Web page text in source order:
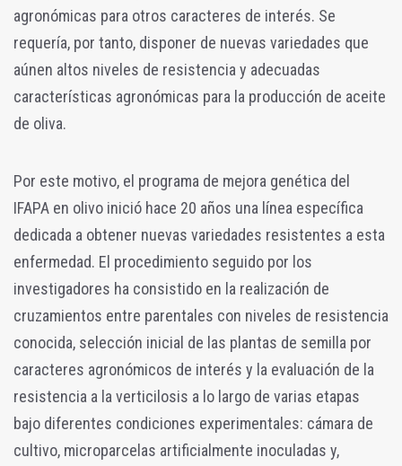
agronómicas para otros caracteres de interés. Se
requería, por tanto, disponer de nuevas variedades que
aúnen altos niveles de resistencia y adecuadas
características agronómicas para la producción de aceite
de oliva.
Por este motivo, el programa de mejora genética del
IFAPA en olivo inició hace 20 años una línea específica
dedicada a obtener nuevas variedades resistentes a esta
enfermedad. El procedimiento seguido por los
investigadores ha consistido en la realización de
cruzamientos entre parentales con niveles de resistencia
conocida, selección inicial de las plantas de semilla por
caracteres agronómicos de interés y la evaluación de la
resistencia a la verticilosis a lo largo de varias etapas
bajo diferentes condiciones experimentales: cámara de
cultivo, microparcelas artificialmente inoculadas y,